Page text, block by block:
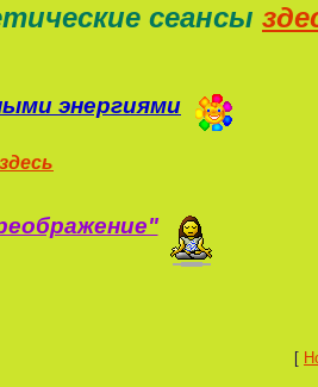
сеансы
энергиями
здесь
[